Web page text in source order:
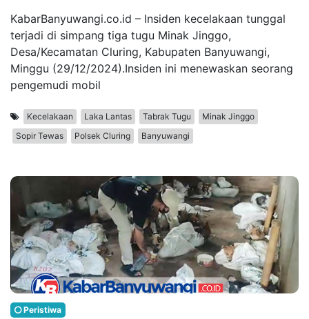
KabarBanyuwangi.co.id – Insiden kecelakaan tunggal
terjadi di simpang tiga tugu Minak Jinggo,
Desa/Kecamatan Cluring, Kabupaten Banyuwangi,
Minggu (29/12/2024).Insiden ini menewaskan seorang
pengemudi mobil
Kecelakaan Laka Lantas Tabrak Tugu
Minak Jinggo
Sopir Tewas
Polsek Cluring Banyuwangi
Peristiwa